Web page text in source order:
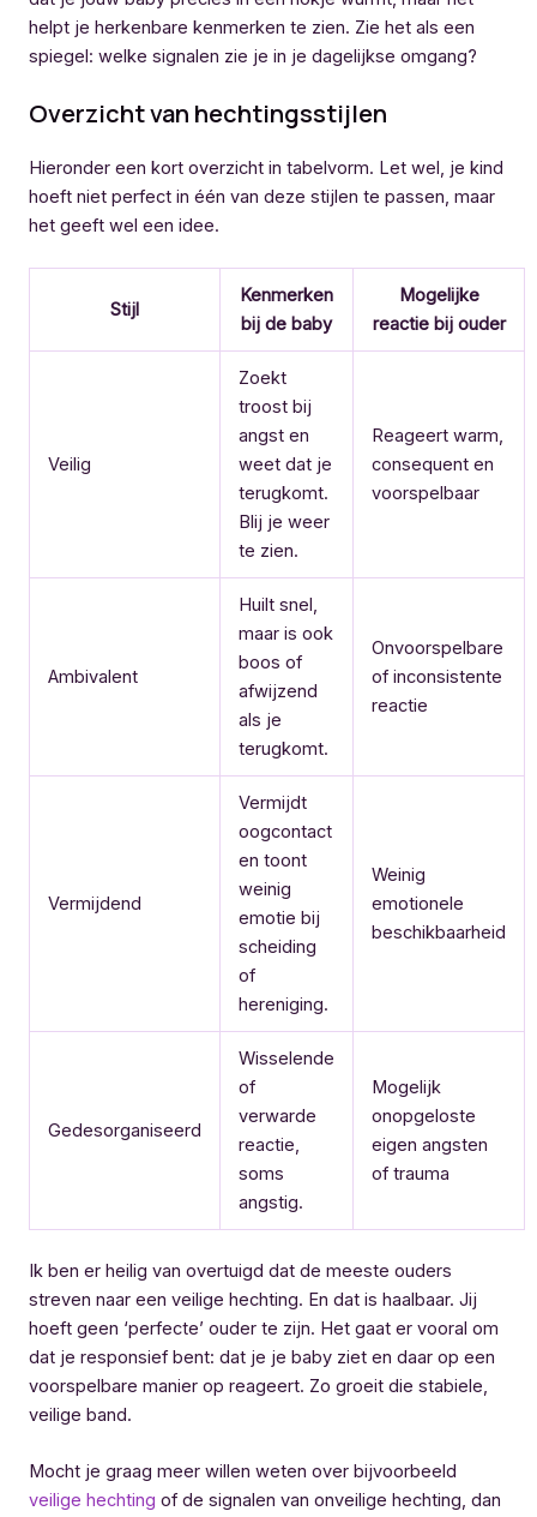
helpt je herkenbare kenmerken te zien. Zie het als een
spiegel: welke signalen zie je in je dagelijkse omgang?
Overzicht van hechtingsstijlen
Hieronder een kort overzicht in tabelvorm. Let wel, je kind
hoeft niet perfect in één van deze stijlen te passen, maar
het geeft wel een idee.
Stijl
Kenmerken
bij de baby
Mogelijke
reactie bij ouder
Veilig
Zoekt
troost bij
angst en
weet dat je
terugkomt.
Blij je weer
te zien.
Reageert warm,
consequent en
voorspelbaar
Ambivalent
Huilt snel,
maar is ook
boos of
afwijzend
als je
terugkomt.
Onvoorspelbare
of inconsistente
reactie
Vermijdend
Vermijdt
oogcontact
en toont
weinig
emotie bij
scheiding
of
hereniging.
Weinig
emotionele
beschikbaarheid
Gedesorganiseerd
Wisselende
of
verwarde
reactie,
soms
angstig.
Mogelijk
onopgeloste
eigen angsten
of trauma
Ik ben er heilig van overtuigd dat de meeste ouders
streven naar een veilige hechting. En dat is haalbaar. Jij
hoeft geen ‘perfecte’ ouder te zijn. Het gaat er vooral om
dat je responsief bent: dat je je baby ziet en daar op een
voorspelbare manier op reageert. Zo groeit die stabiele,
veilige band.
Mocht je graag meer willen weten over bijvoorbeeld
veilige hechting of de signalen van onveilige hechting, dan